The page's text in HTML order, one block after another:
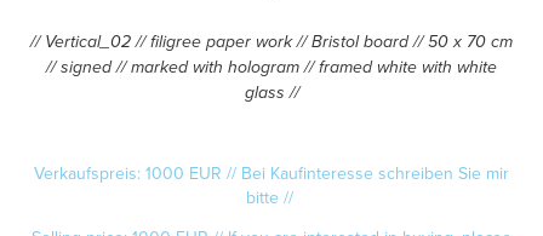
// Vertical_02 // filigree paper work // Bristol board // 50 x 70 cm
// signed // marked with hologram // framed white with white
glass //
Verkaufspreis: 1000 EUR // Bei Kaufinteresse schreiben Sie mir
bitte //